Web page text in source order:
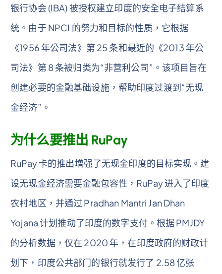
银行协会 (IBA) 被授权建立印度的安全电子结算系
统。由于 NPCI 的努力和目标的性质，它根据
《1956 年公司法》第 25 条和最近的《2013 年公
司法》第 8 条被归类为“非营利公司”。该项目旨在
创建必要的金融基础设施，帮助印度过渡到“无现
金经济”。
为什么要推出 RuPay
RuPay 卡的推出增强了无现金印度的目标实现。建
设无现金经济需要金融包容性，RuPay 进入了印度
农村地区，并通过 Pradhan Mantri Jan Dhan
Yojana 计划推动了印度的数字支付。根据 PMJDY
的分析数据，仅在 2020 年，在印度政府的财政计
划下，印度公共部门的银行就发行了 2.58 亿张